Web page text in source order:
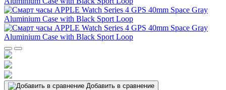
Добавить в сравнение